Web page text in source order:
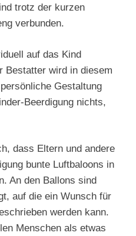
trotz der kurzen
verbunden.
auf das Kind
Bestatter wird in diesem
Gestaltung
Beerdigung nichts,
dass Eltern und andere
bunte Luftbaloons in
An den Ballons sind
auf die ein Wunsch für
werden kann.
Menschen als etwas